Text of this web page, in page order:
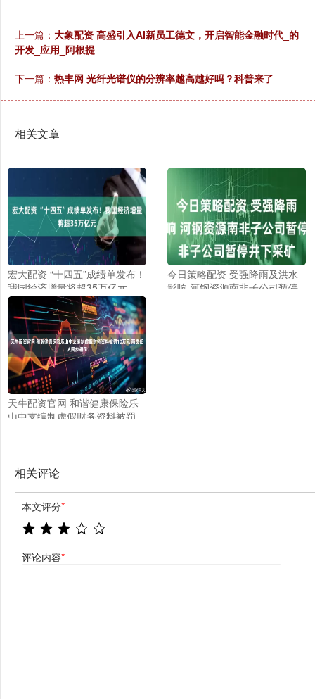
上一篇： 大象配资 高盛引入AI新员工德文，开启智能金融时代_的
开发_应用_阿根提
下一篇： 热丰网 光纤光谱仪的分辨率越高越好吗？科普来了
相关文章
宏大配资 “十四五”成绩单发布！
我国经济增量将超35万亿元
今日策略配资 受强降雨及洪水
影响 河钢资源南非子公司暂停
天牛配资官网 和谐健康保险乐
山中支编制虚假财务资料被罚
相关评论
本文评分*
评论内容*